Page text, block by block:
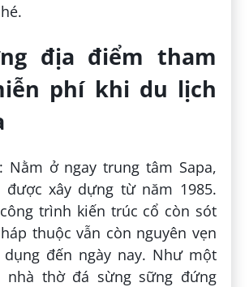
địa điểm tham
phí khi du lịch
Nằm ở ngay trung tâm Sapa,
xây dựng từ năm 1985.
trình kiến trúc cổ còn sót
thuộc vẫn còn nguyên vẹn
đến ngày nay. Như một
nhà thờ đá sừng sững đứng